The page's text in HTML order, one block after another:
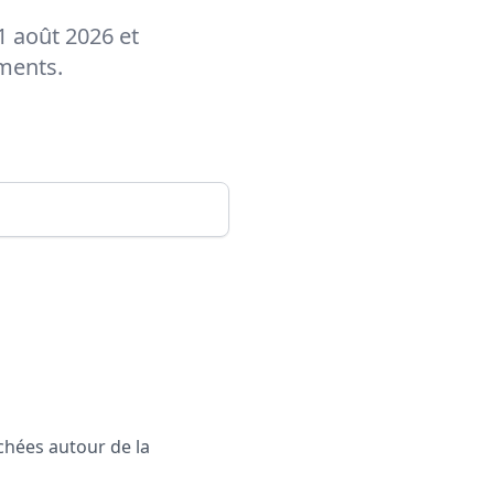
août 2026 et
autour de la